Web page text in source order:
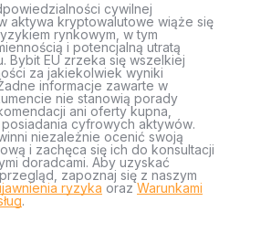
cywilnej
aktywa kryptowalutowe wiąże się
rynkowym, w tym
i potencjalną utratą
Bybit EU zrzeka się wszelkiej
za jakiekolwiek wyniki
informacje zawarte w
nie stanowią porady
ani oferty kupna,
cyfrowych aktywów.
niezależnie ocenić swoją
i zachęca się ich do konsultacji
doradcami. Aby uzyskać
zapoznaj się z naszym
ryzyka orazWarunkami
.